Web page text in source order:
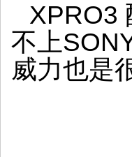
XPRO3
不上
威力也是